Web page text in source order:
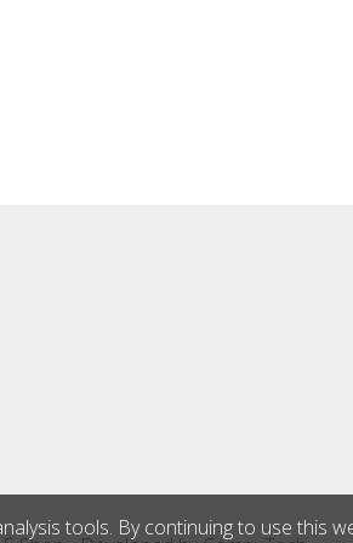
tools. By continuing to use this